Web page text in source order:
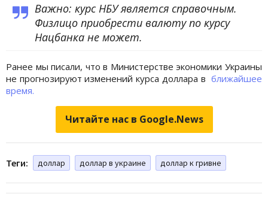
Важно: курс НБУ является справочным.
Физлицо приобрести валюту по курсу
Нацбанка не может.
Ранее мы писали, что в Министерстве экономики Украины
не прогнозируют изменений курса доллара в ближайшее
время.
Читайте нас в Google.News
Теги: доллар доллар в украине доллар к гривне